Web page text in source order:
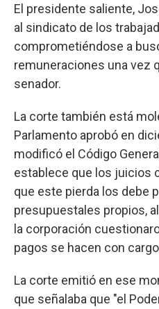
El presidente saliente,
al sindicato de los
comprometiéndose a
remuneraciones una vez
senador.
La corte también está
Parlamento aprobó en
modificó el Código
establece que los juicios
que este pierda los debe
presupuestales propios,
la corporación
pagos se hacen con
La corte emitió en ese
que señalaba que "el